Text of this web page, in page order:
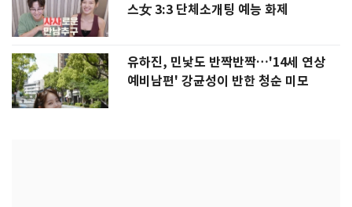
스女 3:3 단체소개팅 예능 화제
유하진, 민낯도 반짝반짝…'14세 연상
예비남편' 강균성이 반한 청순 미모